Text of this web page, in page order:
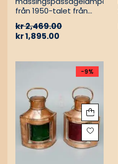
från 1950-talet från
kr2,469.00
kr1,895.00
-9%